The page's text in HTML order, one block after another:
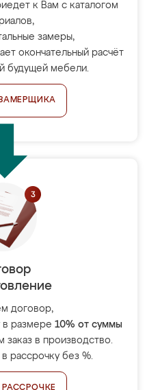
к Вам с каталогом
замеры,
окончательный расчёт
будущей мебели.
договор,
в размере 10% от суммы
заказ в производство.
рассрочку без %.